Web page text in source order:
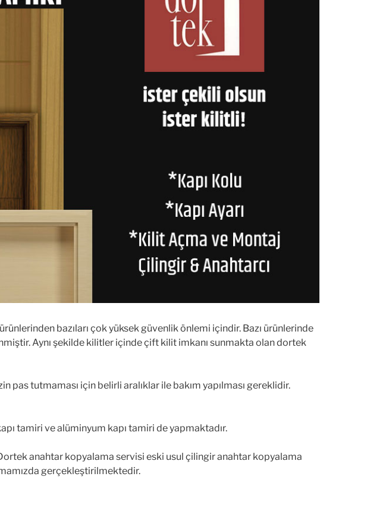
bazıları çok yüksek güvenlik önlemi içindir. Bazı ürünlerinde
Aynı şekilde kilitler içinde çift kilit imkanı sunmakta olan dortek
tutmaması için belirli aralıklar ile bakım yapılması gereklidir.
tamiri ve alüminyum kapı tamiri de yapmaktadır.
anahtar kopyalama servisi eski usul çilingir anahtar kopyalama
gerçekleştirilmektedir.